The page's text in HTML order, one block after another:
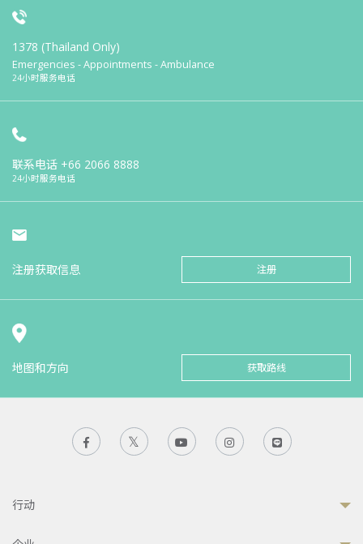
1378 (Thailand Only)
Emergencies - Appointments - Ambulance
24小时服务电话
联系电话 +66 2066 8888
24小时服务电话
注册获取信息 注册
地图和方向 获取路线
行动